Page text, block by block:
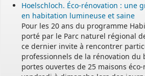
Hoelschloch. Éco-rénovation : une
en habitation lumineuse et saine
Pour les 20 ans du programme
porté par le Parc naturel régional
ce dernier invite à rencontrer
professionnels de la rénovation du
portes ouvertes de 25 maisons